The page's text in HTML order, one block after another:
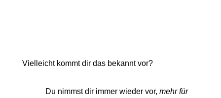
Vielleicht kommt dir das bekannt vor?
Du nimmst dir immer wieder vor, mehr für